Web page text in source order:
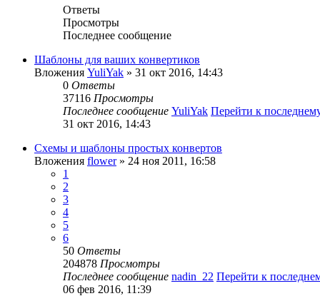
Ответы
Просмотры
Последнее сообщение
Шаблоны для ваших конвертиков
Вложения YuliYak » 31 окт 2016, 14:43
0 Ответы
37116 Просмотры
Последнее сообщение YuliYak Перейти к
31 окт 2016, 14:43
Схемы и шаблоны простых конвертов
Вложения flower» 24 ноя 2011, 16:58
1
2
3
4
5
6
50 Ответы
204878 Просмотры
Последнее сообщение nadin_22 Перейти к
06 фев 2016, 11:39